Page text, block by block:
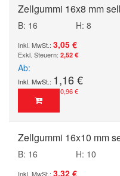
Zellgummi 16x8 mm
B: 16
H: 8
3,05 €
2,52 €
Ab
1,16 €
0,96 €
Zellgummi 16x10 mm
B: 16
H: 10
3,32 €